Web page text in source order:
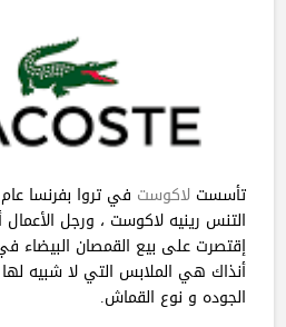
تأسست لاكوست
التنس رينيه لاكوست ، ورجل الأعمال
إقتصرت على بيع القمصان البيضاء في
أنذاك هي الملابس التي لا شبيه
الجوده و نوع القماش.